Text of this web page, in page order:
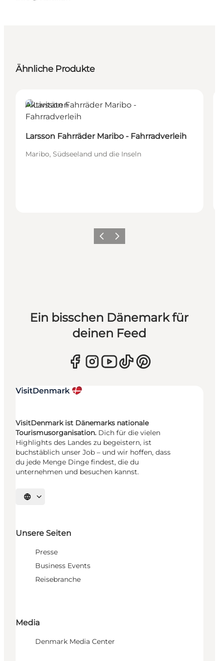
Ähnliche Produkte
Aktivitäten
Larsson Fahrräder Maribo - Fahrradverleih
Maribo, Südseeland und die Inseln
ZurückWeiter
Ein bisschen Dänemark für
deinen Feed
VisitDenmark ist Dänemarks nationale
Tourismusorganisation. Dich für die vielen
Highlights des Landes zu begeistern, ist
buchstäblich unser Job – und wir hoffen, dass
du jede Menge Dinge findest, die du
unternehmen und besuchen kannst.
Sprache auswählen
Unsere Seiten
Presse
Business Events
Reisebranche
Media
Denmark Media Center